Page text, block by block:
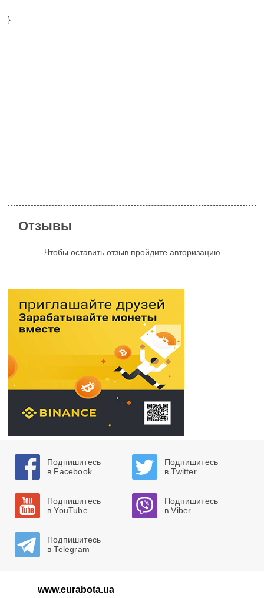
}
Отзывы
Чтобы оставить отзыв пройдите авторизацию
Подпишитесь
в Facebook
Подпишитесь
в Twitter
Подпишитесь
в YouTube
Подпишитесь
в Viber
Подпишитесь
в Telegram
www.eurabota.ua